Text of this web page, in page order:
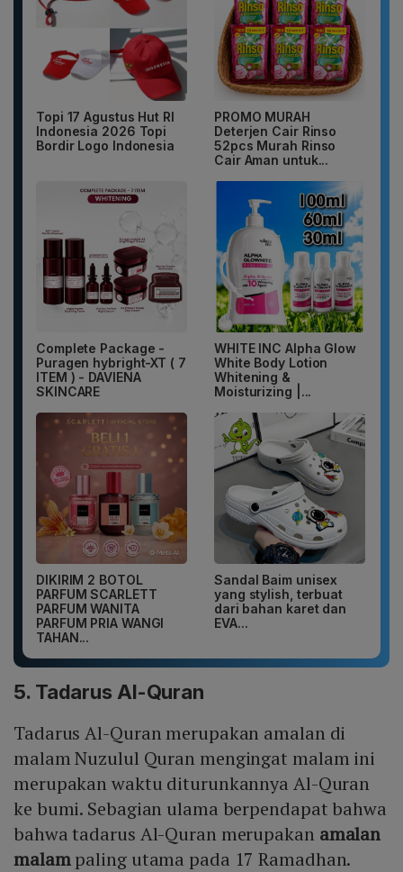
Topi 17 Agustus Hut RI
Indonesia 2026 Topi
Bordir Logo Indonesia
PROMO MURAH
Deterjen Cair Rinso
52pcs Murah Rinso
Cair Aman untuk...
Complete Package -
Puragen hybright-XT ( 7
ITEM ) - DAVIENA
SKINCARE
WHITE INC Alpha Glow
White Body Lotion
Whitening &
Moisturizing |...
DIKIRIM 2 BOTOL
PARFUM SCARLETT
PARFUM WANITA
PARFUM PRIA WANGI
TAHAN...
Sandal Baim unisex
yang stylish, terbuat
dari bahan karet dan
EVA...
5. Tadarus Al-Quran
Tadarus Al-Quran merupakan amalan di
malam Nuzulul Quran mengingat malam ini
merupakan waktu diturunkannya Al-Quran
ke bumi. Sebagian ulama berpendapat bahwa
bahwa tadarus Al-Quran merupakan amalan
malampaling utama pada 17 Ramadhan.